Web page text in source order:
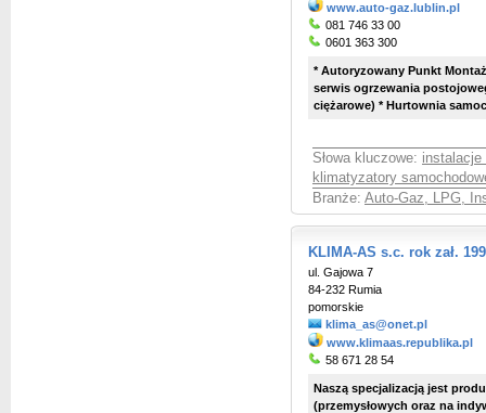
www.auto-gaz.lublin.pl
081 746 33 00
0601 363 300
* Autoryzowany Punkt
serwis ogrzewania
ciężarowe) * Hurtownia
Słowa kluczowe: instalacje
klimatyzatory
Branże: Auto-Gaz, LPG,
KLIMA-AS s.c. rok zał.
ul. Gajowa 7
84-232 Rumia
pomorskie
klima_as@onet.pl
www.klimaas.republika.pl
58 671 28 54
Naszą specjalizacją jest
(przemysłowych oraz na